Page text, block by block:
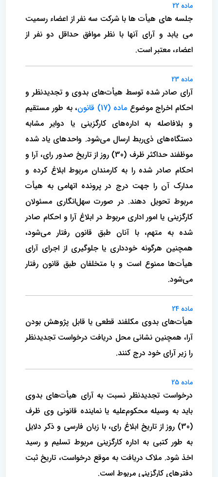
ماده 22
جلسه های هیأت ها با شرکت سه نفر از اعضاء رسمیت
می یابد و آرای آنها با نظر موافق حداقل دو نفر از
اعضاء، معتبر است.
ماده 23
آرای صادر شده توسط هیأت‌های بدوی و تجدیدنظر و
احکام اخراج موضوعماده (17) قانون
، به طور مستقیم
و بلافاصله به اداره‌های کارگزینی یا دوایر مشابه
دستگاه‌های ذی‌ربط ارسال می‌شود. واحدهای یاد شده
موظفند حداکثر ظرف (30) روز از تاریخ صدور رای، آرا و
احکام صادر شده را به کارمندان مربوط ابلاغ کرده و
مدارک آن را جهت درج در پرونده اتهامی به هیأت
مربوط تحویل دهند. در صورت سهل‌انگاری مسئولان
کارگزینی یا امور اداری مربوط در ابلاغ آرا و احکام صادر
شده به متهم، با آنان طبق قانون رفتار می‌شود،
همچنین هرگونه خودداری یا جلوگیری از اجرای آرای
هیأت‌ها ممنوع است و با متخلفان طبق قانون رفتار
می‌شود.
ماده 24
هیأت‌های بدوی مکلفند قطعی یا قابل پژوهش بودن
آرا، همچنین نشانی محل دریافت درخواست تجدیدنظر
را زیر آرای خود درج کنند.
ماده 25
درخواست تجدیدنظر نسبت به آرای هیأت‌های بدوی
باید به وسیله محکوم‌علیه یا نماینده قانونی وی ظرف
(30) روز از تاریخ ابلاغ رای، با زبان فارسی و ذکر دلایل
به طور کتبی به اداره کارگزینی مربوط تسلیم و رسید
اخذ شود. ملاک دریافت به موقع درخواست، تاریخ ثبت
دفترهای کارگزینی مربوط است.